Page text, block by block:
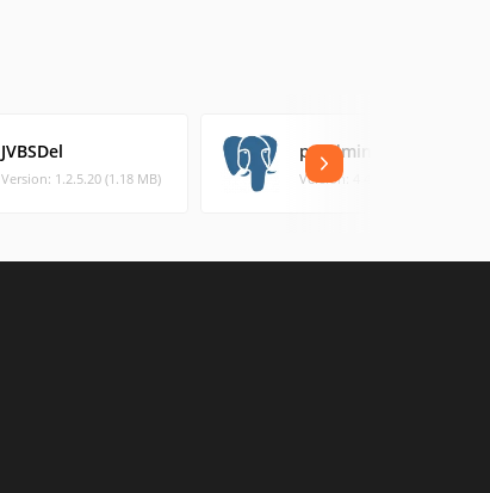
JVBSDel
Version: 1.2.5.20 (1.18 MB)
pgAdmin 4
Version: 4 4.5 (68.86 MB)